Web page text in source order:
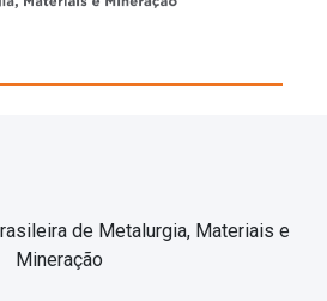
de Metalurgia, Materiais e
Mineração